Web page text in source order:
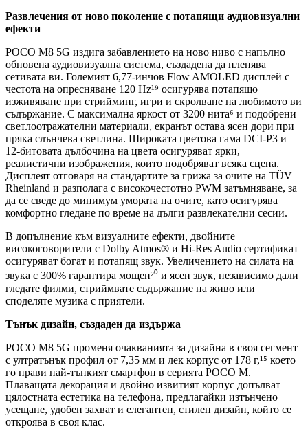
Развлечения от ново поколение с потапящи аудиовизуални
ефекти
POCO M8 5G издига забавлението на ново ниво с напълно
обновена аудиовизуална система, създадена да пленява
сетивата ви. Големият 6,77-инчов Flow AMOLED дисплей с
честота на опресняване 120 Hz¹⁹ осигурява потапящо
изживяване при стрийминг, игри и скролване на любимото ви
съдържание. С максимална яркост от 3200 нита⁶ и подобрени
светлоотражателни материали, екранът остава ясен дори при
пряка слънчева светлина. Широката цветова гама DCI-P3 и
12-битовата дълбочина на цвета осигуряват ярки,
реалистични изображения, които подобряват всяка сцена.
Дисплеят отговаря на стандартите за грижа за очите на TÜV
Rheinland и разполага с високочестотно PWM затъмняване, за
да се сведе до минимум умората на очите, като осигурява
комфортно гледане по време на дълги развлекателни сесии.
В допълнение към визуалните ефекти, двойните
високоговорители с Dolby Atmos® и Hi-Res Audio сертификат
осигуряват богат и потапящ звук. Увеличението на силата на
звука с 300% гарантира мощен²⁰ и ясен звук, независимо дали
гледате филми, стриймвате съдържание на живо или
споделяте музика с приятели.
Тънък дизайн, създаден да издържа
POCO M8 5G променя очакванията за дизайна в своя сегмент
с ултратънък профил от 7,35 мм и лек корпус от 178 г,¹⁵ което
го прави най-тънкият смартфон в серията POCO M.
Плаващата декорация и двойно извитият корпус допълват
цялостната естетика на телефона, предлагайки изтънчено
усещане, удобен захват и елегантен, стилен дизайн, който се
откроява в своя клас.